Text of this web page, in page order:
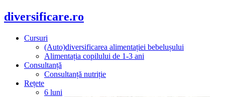
diversificare.ro
Cursuri
(Auto)diversificarea alimentației bebelușului
Alimentația copilului de 1-3 ani
Consultanță
Consultanță nutriție
Rețete
6 luni